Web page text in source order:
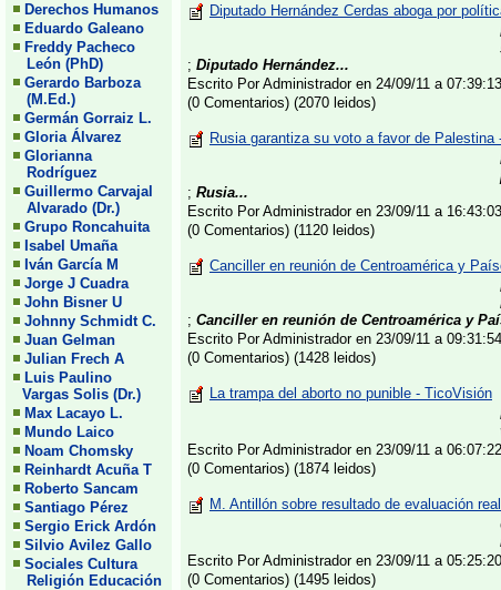
Derechos Humanos
Eduardo Galeano
Freddy Pacheco
León (PhD)
Gerardo Barboza
(M.Ed.)
Germán Gorraiz L.
Gloria Álvarez
Glorianna
Rodríguez
Guillermo Carvajal
Alvarado (Dr.)
Grupo Roncahuita
Isabel Umaña
Iván García M
Jorge J Cuadra
John Bisner U
Johnny Schmidt C.
Juan Gelman
Julian Frech A
Luis Paulino
Vargas Solis (Dr.)
Max Lacayo L.
Mundo Laico
Noam Chomsky
Reinhardt Acuña T
Roberto Sancam
Santiago Pérez
Sergio Erick Ardón
Silvio Avilez Gallo
Sociales Cultura
Religión Educación
Diputado Hernández Cerdas aboga por
; Diputado Hernández...
Escrito Por Administrador en 24/09/11 a
(0 Comentarios) (2070 leidos)
Rusia garantiza su voto a favor de Palestina
; Rusia...
Escrito Por Administrador en 23/09/11 a
(0 Comentarios) (1120 leidos)
Canciller en reunión de Centroamérica y
; Canciller en reunión de Centroamérica y
Escrito Por Administrador en 23/09/11 a
(0 Comentarios) (1428 leidos)
La trampa del aborto no punible - TicoVisión
Escrito Por Administrador en 23/09/11 a
(0 Comentarios) (1874 leidos)
M. Antillón sobre resultado de evaluación
Escrito Por Administrador en 23/09/11 a
(0 Comentarios) (1495 leidos)